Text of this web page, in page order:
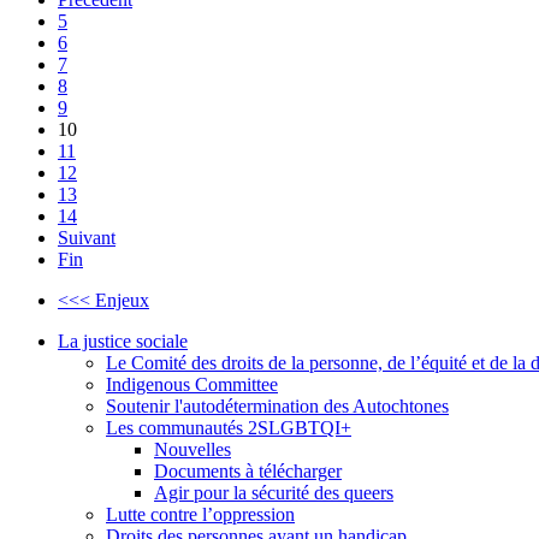
5
6
7
8
9
10
11
12
13
14
Suivant
Fin
<<< Enjeux
La justice sociale
Le Comité des droits de la personne, de l’équité et de la
Indigenous Committee
Soutenir l'autodétermination des Autochtones
Les communautés 2SLGBTQI+
Nouvelles
Documents à télécharger
Agir pour la sécurité des queers
Lutte contre l’oppression